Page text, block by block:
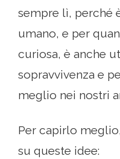
sempre lì, perché
umano, e per
curiosa, è anche
sopravvivenza e
meglio nei nostri
Per capirlo
su queste idee: